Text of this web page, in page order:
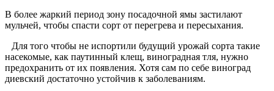
В более жаркий период зону посадочной ямы застилают
мульчей, чтобы спасти сорт от перегрева и пересыхания.
Для того чтобы не испортили будущий урожай сорта такие
насекомые, как паутинный клещ, виноградная тля, нужно
предохранить от их появления. Хотя сам по себе виноград
диевский достаточно устойчив к заболеваниям.